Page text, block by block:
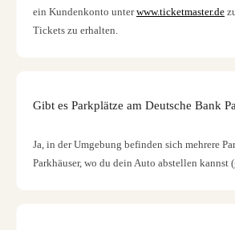
ein Kundenkonto unterwww.ticketmaster.de
Tickets zu erhalten.
Gibt es Parkplätze am Deutsche Bank
Ja, in der Umgebung befinden sich mehrere
Parkhäuser, wo du dein Auto abstellen kannst